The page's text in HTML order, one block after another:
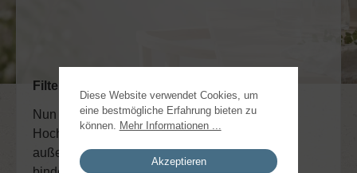
Filterkartusche:
Nun fließt das Wasser weiter in die
Hochleistungsaktivkohle. Diese besitzt eine
außergewöhnlich große innere Oberfläche und
Diese Website verwendet Cookies, um
eine bestmögliche Erfahrung bieten zu
können.
Mehr Informationen ...
Akzeptieren